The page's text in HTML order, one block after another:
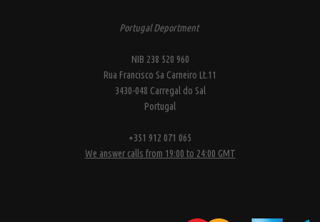
Portugal Deportment
NIB 238 520 960
Rua Francisco Sa Carneiro Lt.11
3430-048 Carregal do Sal
Portugal
+351 912 071 065
We answer calls from 19:00 to 24:00 GMT